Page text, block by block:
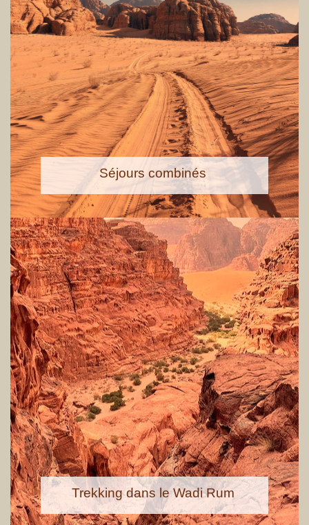
Séjours combinés
Trekking dans le Wadi Rum